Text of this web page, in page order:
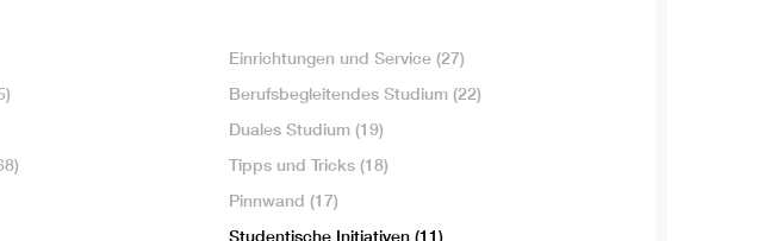
Einrichtungen und Service (27)
Berufsbegleitendes Studium (22)
Duales Studium (19)
Tipps und Tricks (18)
Pinnwand (17)
Studentische Initiativen (11)